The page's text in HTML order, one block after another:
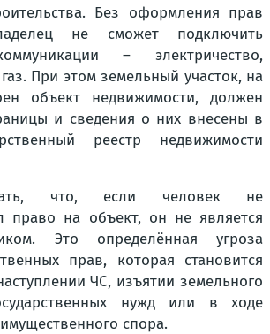
Без оформления прав
не сможет подключить
– электричество,
При этом земельный участок, на
объект недвижимости, должен
и сведения о них внесены в
реестр недвижимости
что, если человек не
право на объект, он не является
Это определённая угроза
прав, которая становится
ЧС, изъятии земельного
нужд или в ходе
спора.